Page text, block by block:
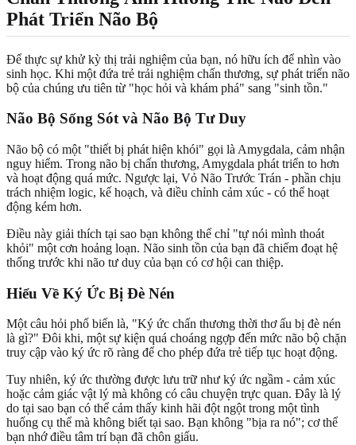
Phát Triển Não Bộ
Để thực sự khử kỳ thị trải nghiệm của bạn, nó hữu ích để nhìn vào
sinh học. Khi một đứa trẻ trải nghiệm chấn thương, sự phát triển não
bộ của chúng ưu tiên từ "học hỏi và khám phá" sang "sinh tồn."
Não Bộ Sống Sót và Não Bộ Tư Duy
Não bộ có một "thiết bị phát hiện khói" gọi là Amygdala, cảm nhận
nguy hiểm. Trong não bị chấn thương, Amygdala phát triển to hơn
và hoạt động quá mức. Ngược lại, Vỏ Não Trước Trán - phần chịu
trách nhiệm logic, kế hoạch, và điều chỉnh cảm xúc - có thể hoạt
động kém hơn.
Điều này giải thích tại sao bạn không thể chỉ "tự nói mình thoát
khỏi" một cơn hoảng loạn. Não sinh tồn của bạn đã chiếm đoạt hệ
thống trước khi não tư duy của bạn có cơ hội can thiệp.
Hiểu Về Ký Ức Bị Đè Nén
Một câu hỏi phổ biến là, "Ký ức chấn thương thời thơ ấu bị đè nén
là gì?" Đôi khi, một sự kiện quá choáng ngợp đến mức não bộ chặn
truy cập vào ký ức rõ ràng để cho phép đứa trẻ tiếp tục hoạt động.
Tuy nhiên, ký ức thường được lưu trữ như ký ức ngầm - cảm xúc
hoặc cảm giác vật lý mà không có câu chuyện trực quan. Đây là lý
do tại sao bạn có thể cảm thấy kinh hãi đột ngột trong một tình
huống cụ thể mà không biết tại sao. Bạn không "bịa ra nó"; cơ thể
bạn nhớ điều tâm trí bạn đã chôn giấu.